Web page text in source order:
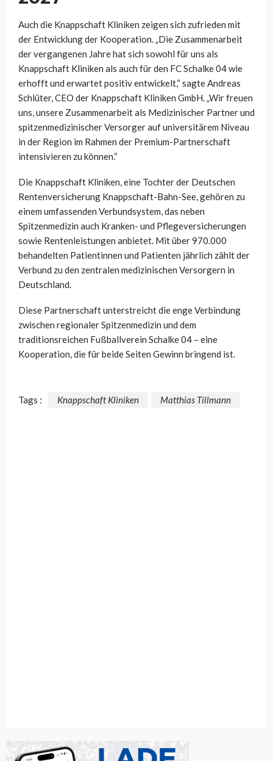
Auch die Knappschaft Kliniken zeigen sich zufrieden mit
der Entwicklung der Kooperation. „Die Zusammenarbeit
der vergangenen Jahre hat sich sowohl für uns als
Knappschaft Kliniken als auch für den FC Schalke 04 wie
erhofft und erwartet positiv entwickelt,“ sagte Andreas
Schlüter, CEO der Knappschaft Kliniken GmbH. „Wir freuen
uns, unsere Zusammenarbeit als Medizinischer Partner und
spitzenmedizinischer Versorger auf universitärem Niveau
in der Region im Rahmen der Premium-Partnerschaft
intensivieren zu können.“
Die Knappschaft Kliniken, eine Tochter der Deutschen
Rentenversicherung Knappschaft-Bahn-See, gehören zu
einem umfassenden Verbundsystem, das neben
Spitzenmedizin auch Kranken- und Pflegeversicherungen
sowie Rentenleistungen anbietet. Mit über 970.000
behandelten Patientinnen und Patienten jährlich zählt der
Verbund zu den zentralen medizinischen Versorgern in
Deutschland.
Diese Partnerschaft unterstreicht die enge Verbindung
zwischen regionaler Spitzenmedizin und dem
traditionsreichen Fußballverein Schalke 04 – eine
Kooperation, die für beide Seiten Gewinn bringend ist.
Tags : Knappschaft Kliniken Matthias Tillmann